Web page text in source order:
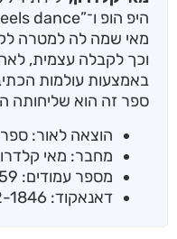
היפ הופ ו־”Heels dance”.
מאי שמה לה למטרה
וכך לקבלה עצמית,
באמצעות עולמות
ספר זה הוא שליחותה
הוצאה לאור:
מחבר: מאי
מספר עמודים: 159
דאנאקוד: 1272-1846